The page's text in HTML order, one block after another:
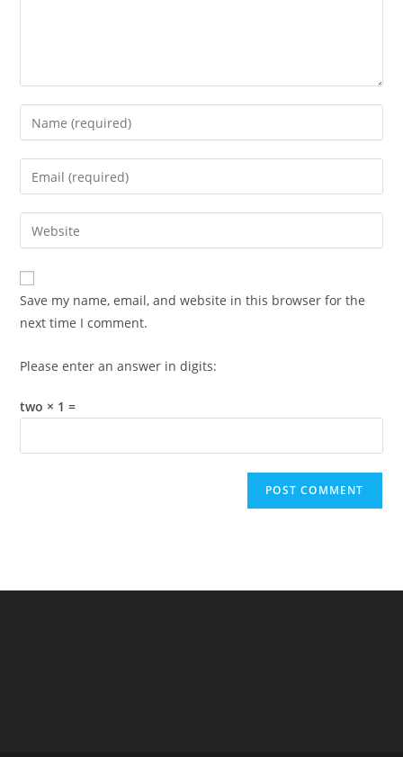
Enter
your
name
comment
Enter
your
email
address
comment
Enter
your
website
URL
(optional)
Save my name, email, and website in this browser for the
next time I comment.
Please enter an answer in digits:
two × 1 =